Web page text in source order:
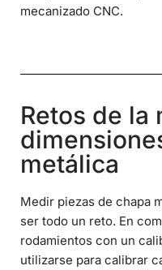
mecanizado CNC.
Retos de la
metálica
Medir piezas de chapa
ser todo un reto. En
rodamientos con un
utilizarse para calibrar